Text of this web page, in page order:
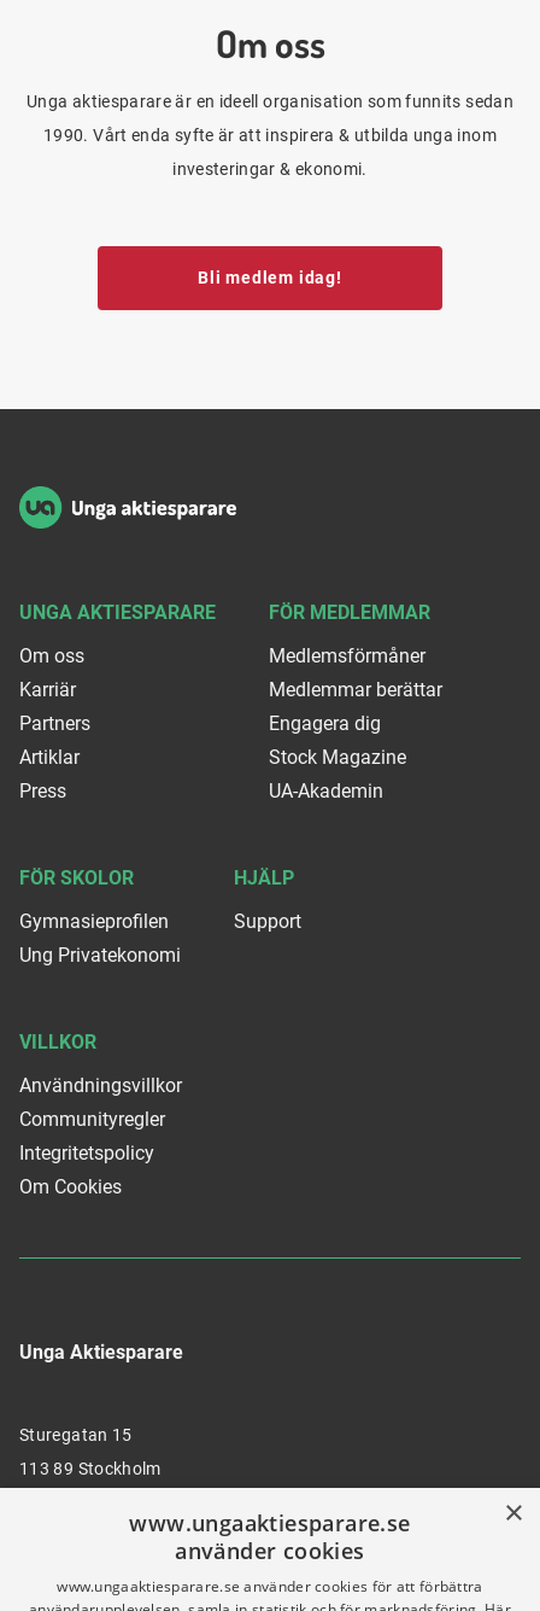
Om oss
Unga aktiesparare är en ideell organisation som funnits sedan
1990. Vårt enda syfte är att inspirera & utbilda unga inom
investeringar & ekonomi.
Bli medlem idag!
Unga Aktiesparare
Sturegatan 15
113 89 Stockholm
UNGA AKTIESPARARE
Om oss
Karriär
Partners
Artiklar
Press
FÖR MEDLEMMAR
Medlemsförmåner
Medlemmar berättar
Engagera dig
Stock Magazine
UA-Akademin
FÖR SKOLOR
Gymnasieprofilen
Ung Privatekonomi
HJÄLP
Support
VILLKOR
Användningsvillkor
Communityregler
Integritetspolicy
Om Cookies
×
www.ungaaktiesparare.se
använder cookies
www.ungaaktiesparare.se använder cookies för att förbättra